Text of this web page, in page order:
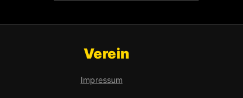
Verein
Impressum